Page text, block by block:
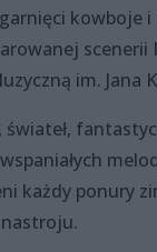
kowboje
im. Jana
każdy ponury
nastroju.